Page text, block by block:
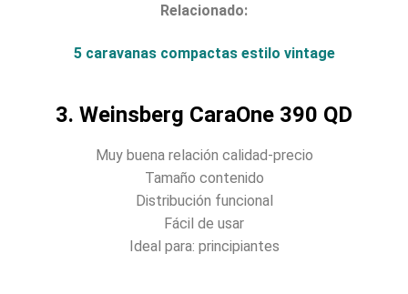
Relacionado:
5 caravanas compactas estilo vintage
3. Weinsberg CaraOne 390 QD
Muy buena relación calidad-precio
Tamaño contenido
Distribución funcional
Fácil de usar
Ideal para: principiantes